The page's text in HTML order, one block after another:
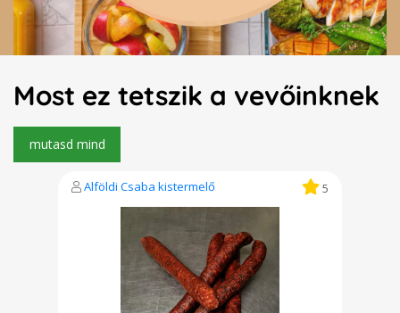
Most ez tetszik a vevőinknek
Alföldi Csaba kistermelő 5